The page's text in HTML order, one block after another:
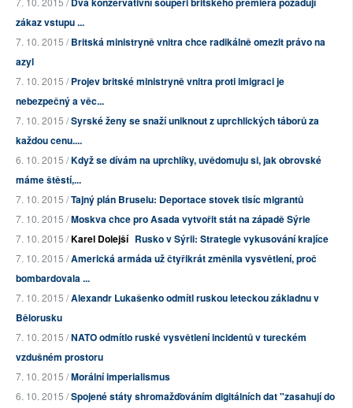
zákaz vstupu ...
7. 10. 2015 /Britská ministryně vnitra chce radikálně omezit právo na
azyl
7. 10. 2015 /Projev britské ministryně vnitra proti imigraci je
nebezpečný a věc...
7. 10. 2015 /Syrské ženy se snaží uniknout z uprchlických táborů za
každou cenu....
6. 10. 2015 /Když se dívám na uprchlíky, uvědomuju si, jak obrovské
máme štěstí,...
7. 10. 2015 /Tajný plán Bruselu: Deportace stovek tisíc migrantů
7. 10. 2015 /Moskva chce pro Asada vytvořit stát na západě Sýrie
7. 10. 2015 /Karel Dolejší Rusko v Sýrii: Strategie vykusování krajíce
7. 10. 2015 /Americká armáda už čtyřikrát změnila vysvětlení, proč
bombardovala ...
7. 10. 2015 /Alexandr Lukašenko odmítl ruskou leteckou základnu v
Bělorusku
7. 10. 2015 /NATO odmítlo ruské vysvětlení incidentů v tureckém
vzdušném prostoru
7. 10. 2015 /Morální imperialismus
6. 10. 2015 /Spojené státy shromažďováním digitálních dat "zasahují do